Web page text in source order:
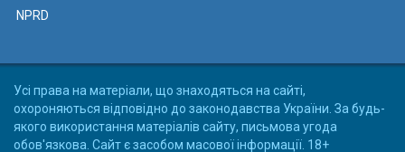
NPRD
Усі права на матеріали, що знаходяться на сайті,
охороняються відповідно до законодавства України. За будь-
якого використання матеріалів сайту, письмова угода
обов'язкова. Сайт є засобом масової інформації. 18+